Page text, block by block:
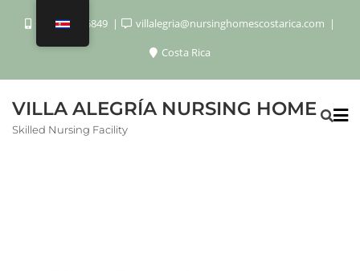
+506 8920 6849
villalegria@nursinghomescostarica.com
Costa Rica
VILLA ALEGRÍA NURSING HOME
Skilled Nursing Facility